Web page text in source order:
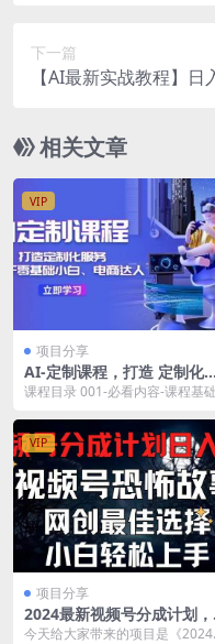
下一篇
【AI最新实战教程】
相关文章
VIP
项目分享
AI-定制课程，打造 定制化服
务（针对于零基础小白、电
课程目录 001-必看内容-课程基
方...
VIP
项目分享
2024最新视频号分成计划，
天5分钟轻松月入500+，恐
今天给大家带来的项目是《2024